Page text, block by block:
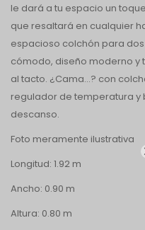
le dará a tu espacio un
que resaltará en cualquier
espacioso colchón para
cómodo, diseño moderno y
al tacto. ¿Cama...? con
regulador de temperatura
descanso.
Foto meramente ilustrativa
Longitud: 1.92 m
Ancho: 0.90 m
Altura: 0.80 m